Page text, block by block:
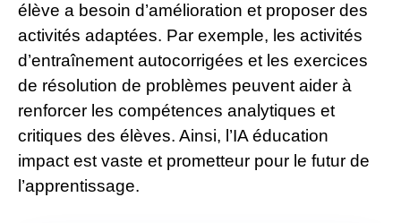
élève a besoin d’amélioration et proposer des
activités adaptées. Par exemple, les activités
d’entraînement autocorrigées et les exercices
de résolution de problèmes peuvent aider à
renforcer les compétences analytiques et
critiques des élèves. Ainsi, l’IA éducation
impact est vaste et prometteur pour le futur de
l’apprentissage.